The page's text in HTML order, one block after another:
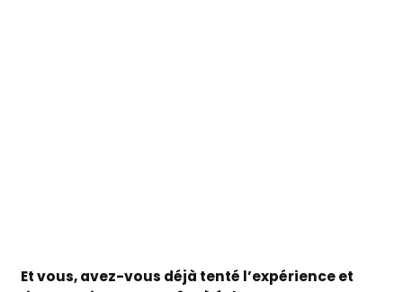
Et vous, avez-vous déjà tenté l’expérience et